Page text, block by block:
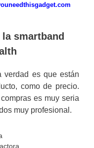
smartband
verdad es que están
como de precio.
es muy seria
muy profesional.